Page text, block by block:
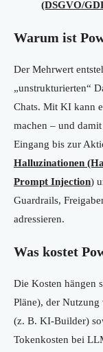
(DSGVO/
Warum ist
Der Mehrwert
„unstrukturierten“
Chats. Mit KI kann
machen – und
Eingang bis zur
Halluzinationen
Prompt Injection)
Guardrails,
adressieren.
Was kostet
Die Kosten hängen
Pläne), der
(z. B. KI-Builder)
Tokenkosten bei